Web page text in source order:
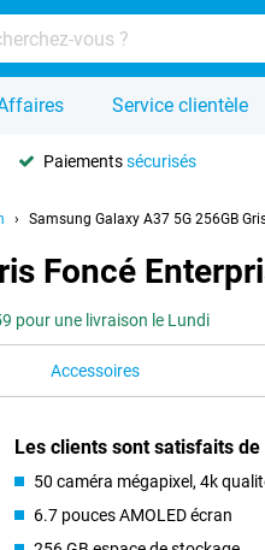
Service clientèle
Paiementssécurisés
Samsung Galaxy A37 5G 256GB
Foncé
pour une livraison le Lundi
Accessoires
Les clients sont satisfaits de
50 caméra mégapixel, 4k
6.7 pouces AMOLED écran